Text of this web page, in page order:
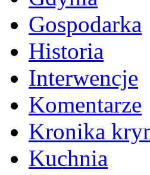
Gospodarka
Historia
Interwencje
Komentarze
Kronika
Kuchnia